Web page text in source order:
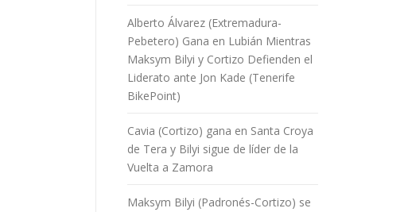
Alberto Álvarez (Extremadura-
Pebetero) Gana en Lubián Mientras
Maksym Bilyi y Cortizo Defienden el
Liderato ante Jon Kade (Tenerife
BikePoint)
Cavia (Cortizo) gana en Santa Croya
de Tera y Bilyi sigue de líder de la
Vuelta a Zamora
Maksym Bilyi (Padronés-Cortizo) se